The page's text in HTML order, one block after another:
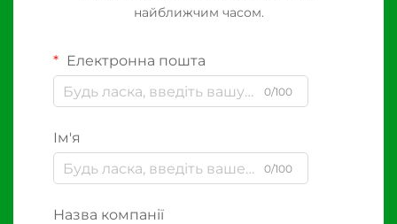
найближчим часом.
Електронна пошта
0/100
Ім'я
0/100
Назва компанії